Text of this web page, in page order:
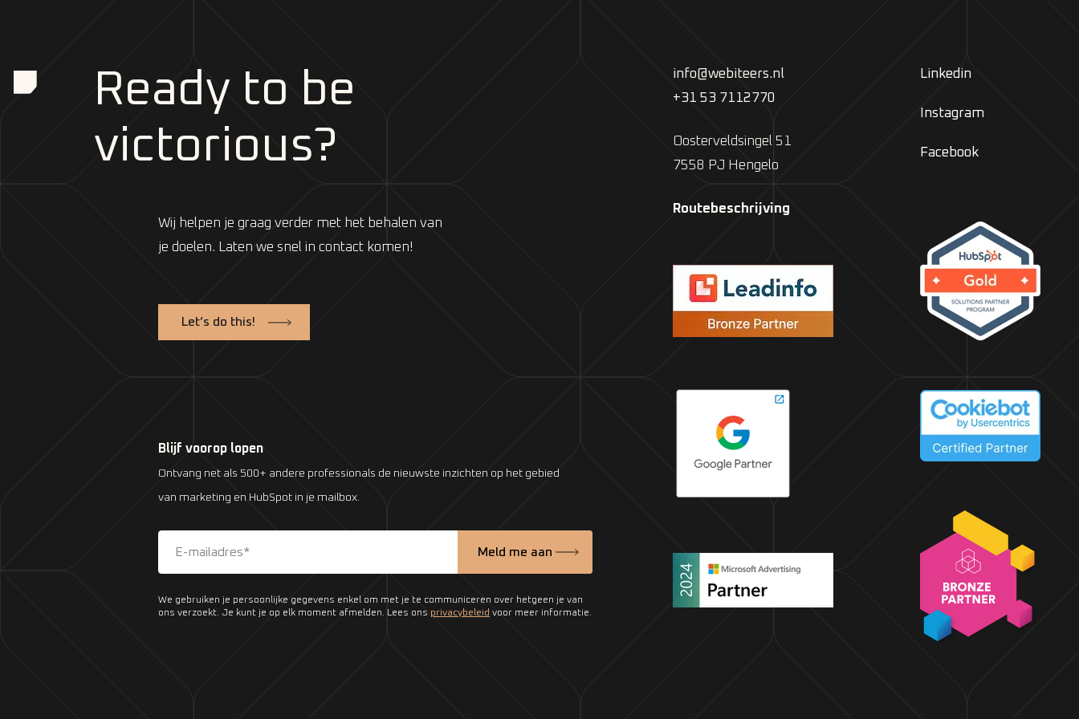
Ready to be
victorious?
Wij helpen je graag verder met het behalen van
je doelen. Laten we snel in contact komen!
Let’s do this!
Blijf voorop lopen
Ontvang net als 500+ andere professionals de nieuwste inzichten op het gebied
van marketing en HubSpot in je mailbox.
We gebruiken je persoonlijke gegevens enkel om met je te communiceren over hetgeen je van
ons verzoekt. Je kunt je op elk moment afmelden. Lees ons privacybeleid voor meer informatie.
info@webiteers.nl
+31 53 7112770
Oosterveldsingel 51
7558 PJ Hengelo
Routebeschrijving
Linkedin
Instagram
Facebook